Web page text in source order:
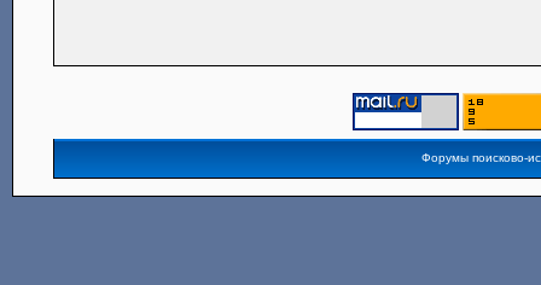
Форумы поисково-